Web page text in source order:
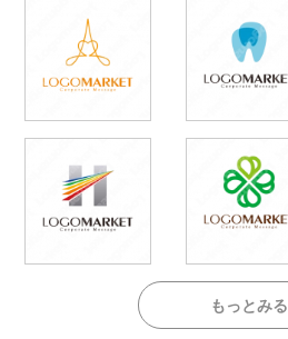
もっとみる